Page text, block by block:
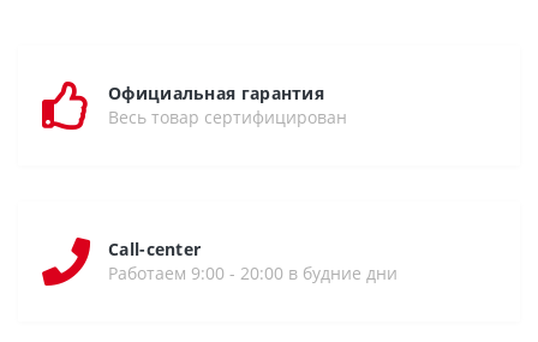
Официальная гарантия
Весь товар сертифицирован
Call-center
Работаем 9:00 - 20:00 в будние дни